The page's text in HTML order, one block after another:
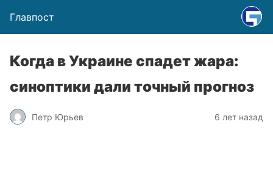
Главпост
Когда в Украине спадет жара:
синоптики дали точный прогноз
Петр Юрьев 6 лет назад